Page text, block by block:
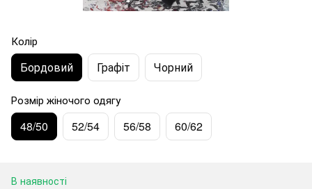
Колір
Бордовий Графіт Чорний
Розмір жіночого одягу
48/50 52/54 56/58 60/62
В наявності